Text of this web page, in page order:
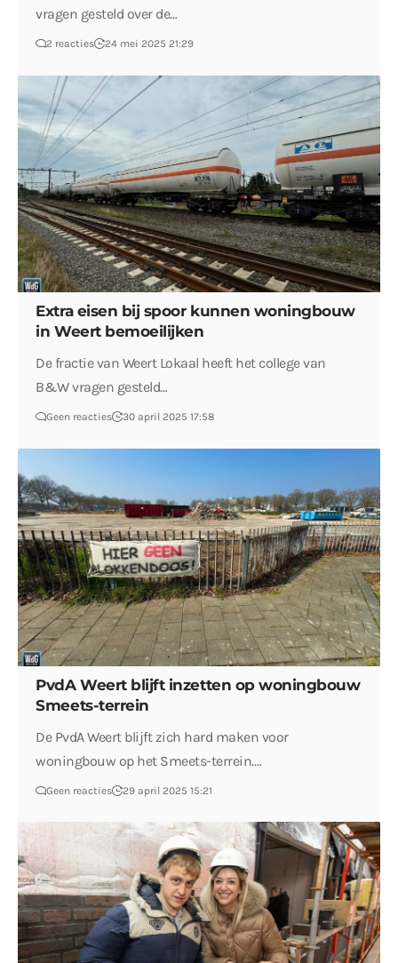
vragen gesteld over de…
2 reacties 24 mei 2025 21:29
Extra eisen bij spoor kunnen woningbouw
in Weert bemoeilijken
De fractie van Weert Lokaal heeft het college van
B&W vragen gesteld…
Geen reacties 30 april 2025 17:58
PvdA Weert blijft inzetten op woningbouw
Smeets-terrein
De PvdA Weert blijft zich hard maken voor
woningbouw op het Smeets-terrein.…
Geen reacties 29 april 2025 15:21